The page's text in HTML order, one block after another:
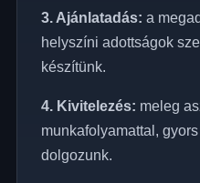
3. Ajánlatadás: a
helyszíni adottságok
készítünk.
4. Kivitelezés: meleg
munkafolyamattal,
dolgozunk.